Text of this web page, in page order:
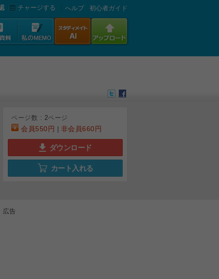
チャージする へルプ 初心者ガイド
ページ数 : 2ページ
会員550円 非会員660円
ダウンロード
カート入れる
広告